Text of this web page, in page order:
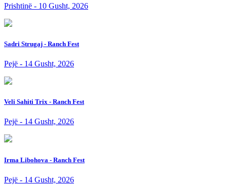
Prishtinë - 10 Gusht, 2026
Sadri Strugaj - Ranch Fest
Pejë - 14 Gusht, 2026
Veli Sahiti Trix - Ranch Fest
Pejë - 14 Gusht, 2026
Irma Libohova - Ranch Fest
Pejë - 14 Gusht, 2026